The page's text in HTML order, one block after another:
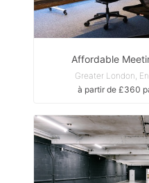
Affordable
Greater London,
à partir de £360